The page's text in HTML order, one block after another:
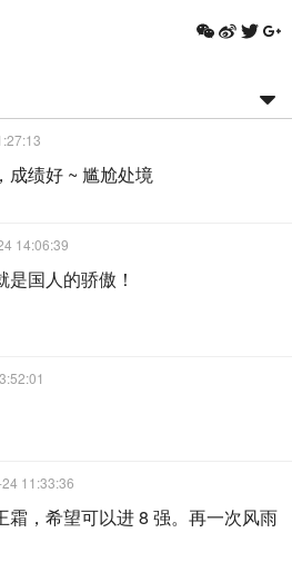
成绩好 ~ 尴尬处境
14:06:39
国人的骄傲！
11:33:36
霜，希望可以进 8 强。再一次风雨